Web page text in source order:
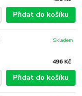
Přidat do košíku
496 Kč
Skladem
Přidat do košíku